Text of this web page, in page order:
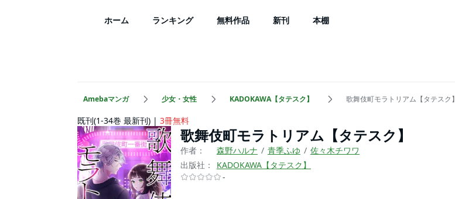
ホーム ランキング 無料作品 新刊 本棚
Amebaマンガ 少女・女性 KADOKAWA【タテスク】 歌舞伎町モラトリアム【タテスク】
既刊(1-34巻 最新刊) 3冊無料
歌舞伎町モラトリアム【タテスク】
作者： 森野ハルナ 青季ふゆ
佐々木チワワ
出版社：
KADOKAWA【タテスク】
-